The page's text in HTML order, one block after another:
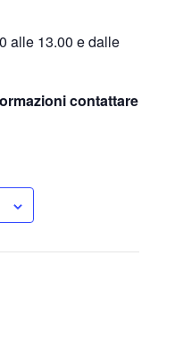
alle 13.00 e dalle
contattare